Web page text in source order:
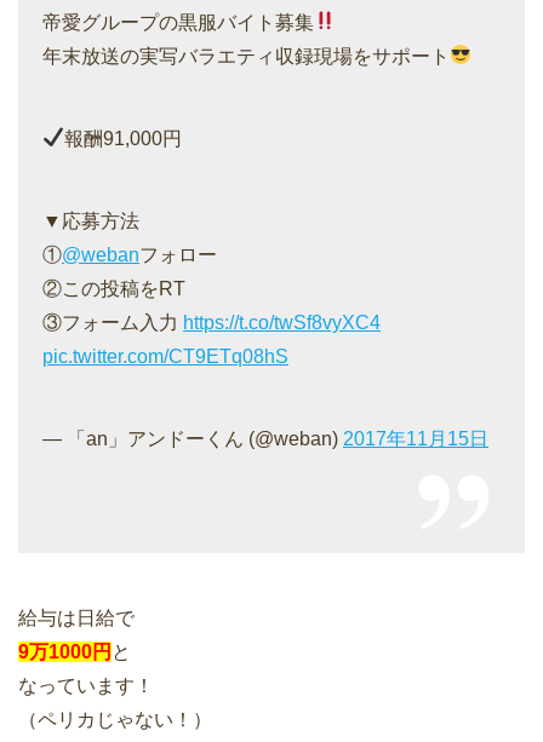
帝愛グループの黒服バイト募集
年末放送の実写バラエティ収録現場をサポート
報酬91,000円
▼応募方法
①@webanフォロー
②この投稿をRT
③フォーム入力 https://t.co/twSf8vyXC4
pic.twitter.com/CT9ETq08hS
— 「an」アンドーくん (@weban) 2017年11月15日
給与は日給で
9万1000円 と
なっています！
（ペリカじゃない！）